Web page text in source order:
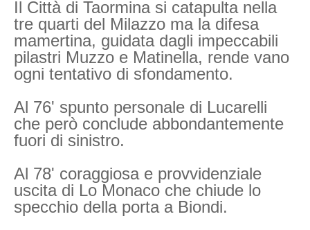
Il Città di Taormina si catapulta nella
tre quarti del Milazzo ma la difesa
mamertina, guidata dagli impeccabili
pilastri Muzzo e Matinella, rende vano
ogni tentativo di sfondamento.
Al 76' spunto personale di Lucarelli
che però conclude abbondantemente
fuori di sinistro.
Al 78' coraggiosa e provvidenziale
uscita di Lo Monaco che chiude lo
specchio della porta a Biondi.